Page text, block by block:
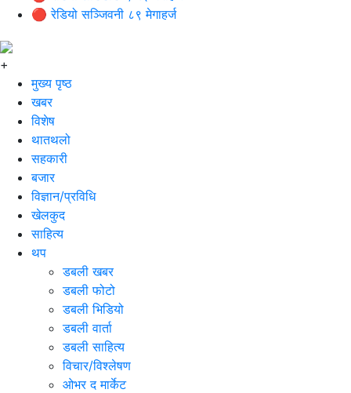
🔴 रेडियो सञ्जिवनी ८९ मेगाहर्ज
+
मुख्य पृष्ठ
खबर
विशेष
थातथलो
सहकारी
बजार
विज्ञान/प्रविधि
खेलकुद
साहित्य
थप
डबली खबर
डबली फोटो
डबली भिडियो
डबली वार्ता
डबली साहित्य
विचार/विश्‍लेषण
ओभर द मार्केट